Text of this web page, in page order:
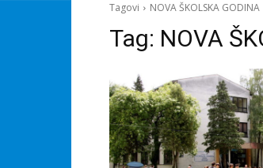
Tagovi
NOVA ŠKOLSKA GODINA
Tag: NOVA